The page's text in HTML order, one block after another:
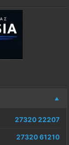
27320 22207
27320 61210